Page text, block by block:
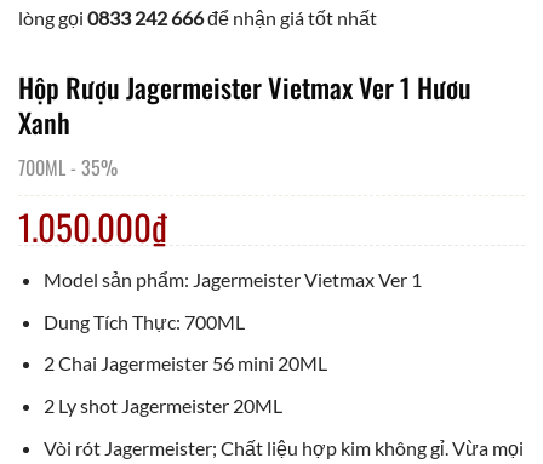
lòng gọi 0833 242 666để nhận giá tốt nhất
Hộp Rượu Jagermeister Vietmax Ver 1 Hươu
Xanh
700ML- 35%
1.050.000₫
Model sản phẩm: Jagermeister Vietmax Ver 1
Dung Tích Thực: 700ML
2 Chai Jagermeister 56 mini 20ML
2 Ly shot Jagermeister 20ML
Vòi rót Jagermeister; Chất liệu hợp kim không gỉ. Vừa mọi